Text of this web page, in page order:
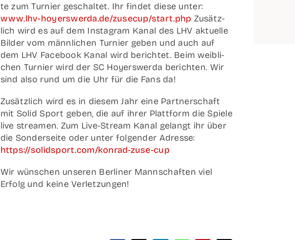
te zum Tur­nier geschal­tet. Ihr fin­det die­se unter:
www.lhv-hoyerswerda.de/zusecup/start.php Zusätz­
lich wird es auf dem Insta­gram Kanal des LHV aktu­el­le
Bil­der vom männ­li­chen Tur­nier geben und auch auf
dem LHV Face­book Kanal wird berich­tet. Beim weib­li­
chen Tur­nier wird der SC Hoyers­wer­da berich­ten. Wir
sind also rund um die Uhr für die Fans da!
Zusätz­lich wird es in die­sem Jahr eine Part­ner­schaft
mit Solid Sport geben, die auf ihrer Platt­form die Spie­le
live strea­men. Zum Live-Stream Kanal gelangt ihr über
die Son­der­sei­te oder unter fol­gen­der Adres­se:
https://solidsport.com/konrad-zuse-cup
Wir wün­schen unse­ren Ber­li­ner Mann­schaf­ten viel
Erfolg und kei­ne Verletzungen!